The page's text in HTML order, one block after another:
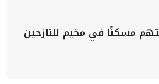
مسكنًا في مخيم للنازحين